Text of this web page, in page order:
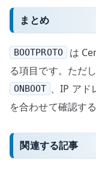
まとめ
BOOTPROTO
は
る項目です。ただ
ONBOOT 、IP アド
を合わせて確認す
関連する記事